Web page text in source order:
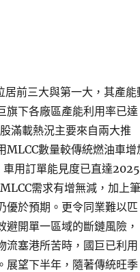
居前三大與第一大，其產能
旗下各廠區產能利用率已達
滿載熱況主要來自兩大推
MLCC數量較傳統燃油車增
用訂單能見度已直達2025
需求有增無減，加上筆
優於預期。更令同業難以匹
開單一區域的斷鏈風險，
流塞港所苦時，國巨已利用
展望下半年，隨著傳統旺季